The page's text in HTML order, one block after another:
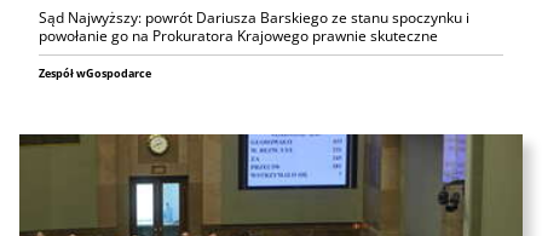
Sąd Najwyższy: powrót Dariusza Barskiego ze stanu spoczynku i
powołanie go na Prokuratora Krajowego prawnie skuteczne
Zespół wGospodarce